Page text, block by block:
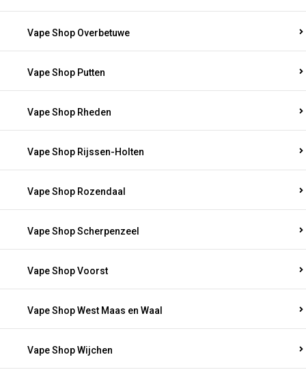
Vape Shop Overbetuwe
Vape Shop Putten
Vape Shop Rheden
Vape Shop Rijssen-Holten
Vape Shop Rozendaal
Vape Shop Scherpenzeel
Vape Shop Voorst
Vape Shop West Maas en Waal
Vape Shop Wijchen